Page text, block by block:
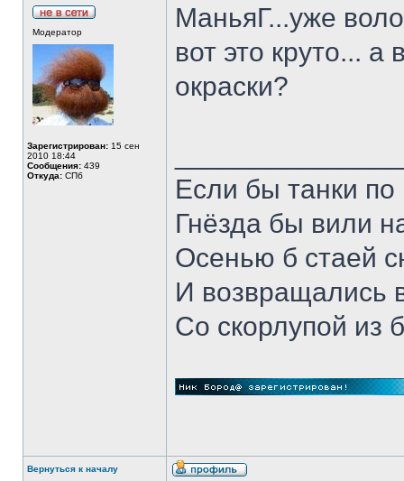
Модератор
Зарегистрирован: 15 сен
2010 18:44
Сообщения: 439
Откуда: СПб
МаньяГ...уже
вот это круто... а
окраски?
Если бы танки по
Гнёзда бы вили
Осенью б стаей
И возвращались
Со скорлупой из
Вернуться к началу